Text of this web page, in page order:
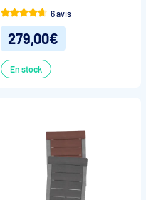
6 avis
279,00€
En stock